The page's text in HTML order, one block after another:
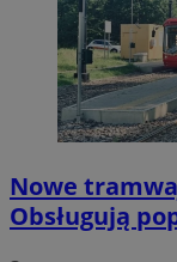
Nowe
Obsługują